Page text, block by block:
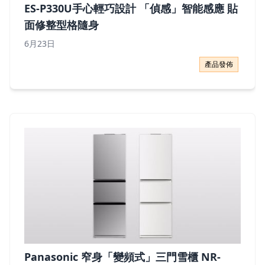
ES-P330U手心輕巧設計 「偵感」智能感應 貼
面修整型格隨身
6月23日
Panasonic LAMDASH PALM IN 隨身電鬚刨 ES-P330U
產品發佈
Panasonic 窄身「變頻式」三門雪櫃 NR-